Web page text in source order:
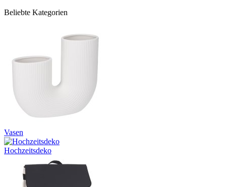
Beliebte Kategorien
Vasen
Hochzeitsdeko